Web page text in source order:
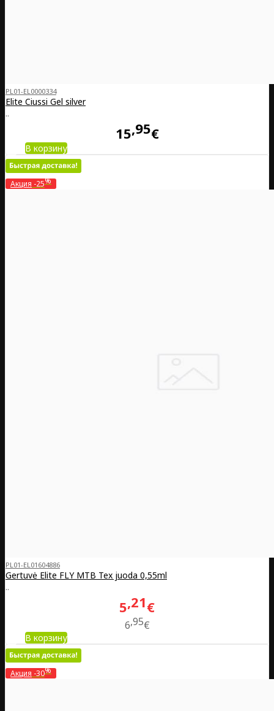
PL01-EL0000334
Elite Ciussi Gel silver
..
15 95€
В корзину
Акция -25%
PL01-EL01604886
Gertuvė Elite FLY MTB Tex juoda 0,55ml
..
5 21€
6 95€
В корзину
Акция -30%